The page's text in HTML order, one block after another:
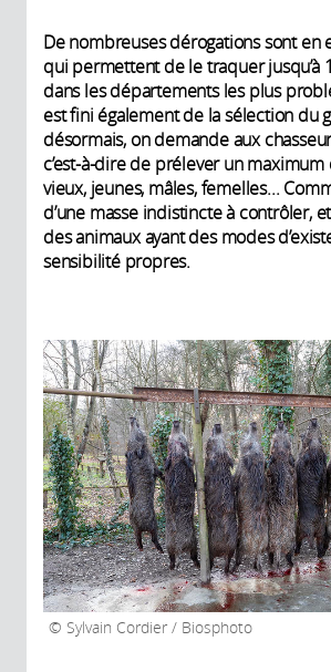
De nombreuses dérogations sont en
qui permettent de le traquer jusqu’à
dans les départements les plus
est fini également de la sélection du
désormais, on demande aux
c’est-à-dire de prélever un maximum
vieux, jeunes, mâles, femelles...
d’une masse indistincte à contrôler,
des animaux ayant des modes
sensibilité propres.
Sylvain Cordier / Biosphoto